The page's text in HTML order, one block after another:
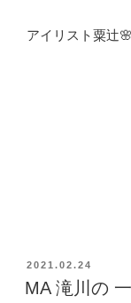
アイリスト粟辻🌸
投
稿
日:
2021.02.24
MA 滝川の